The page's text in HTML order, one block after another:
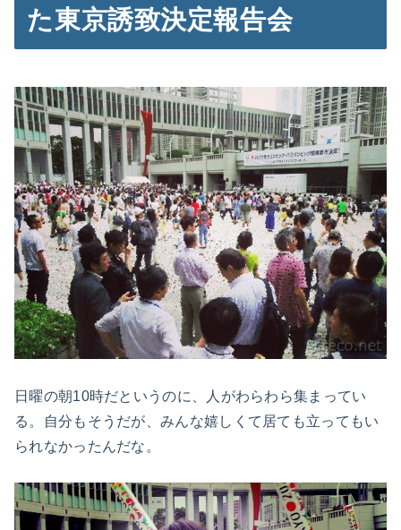
た東京誘致決定報告会
日曜の朝10時だというのに、人がわらわら集まってい
る。自分もそうだが、みんな嬉しくて居ても立ってもい
られなかったんだな。